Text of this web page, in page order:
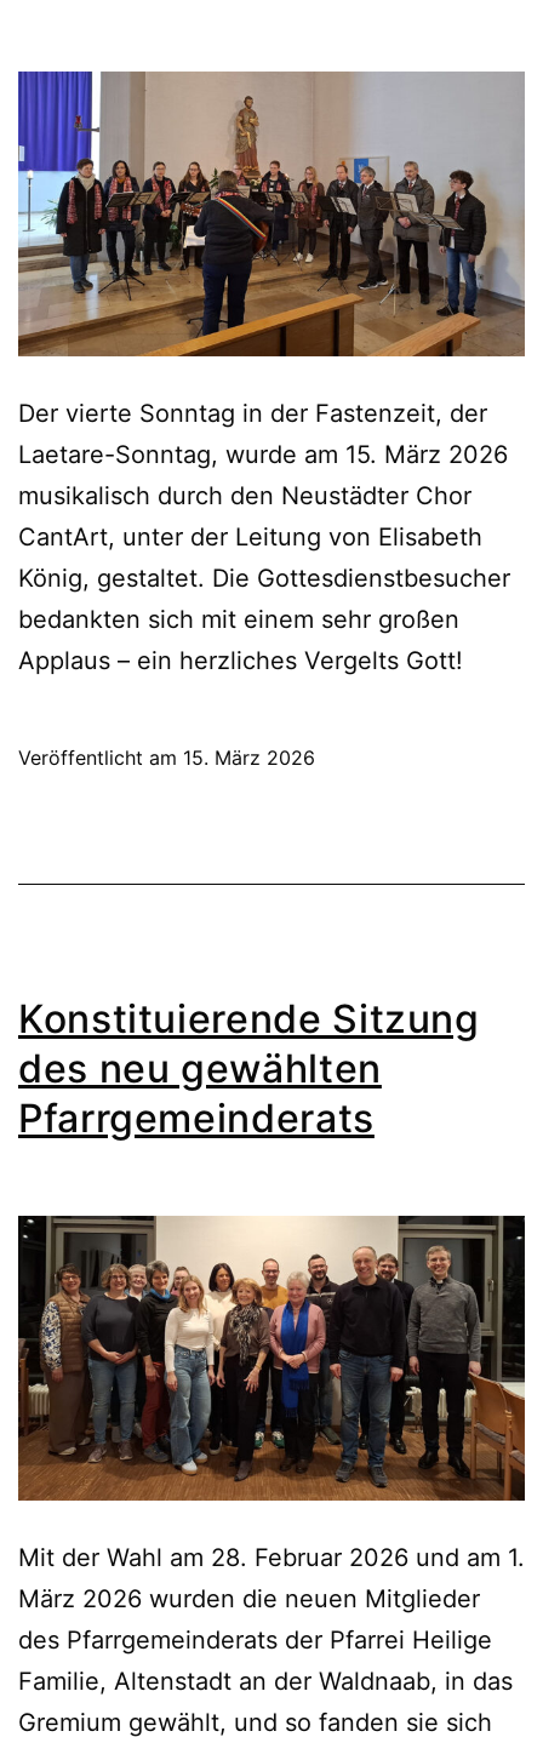
Der vierte Sonntag in der Fastenzeit, der
Laetare-Sonntag, wurde am 15. März 2026
musikalisch durch den Neustädter Chor
CantArt, unter der Leitung von Elisabeth
König, gestaltet. Die Gottesdienstbesucher
bedankten sich mit einem sehr großen
Applaus – ein herzliches Vergelts Gott!
Veröffentlicht am 15. März 2026
Konstituierende Sitzung
des neu gewählten
Pfarrgemeinderats
Mit der Wahl am 28. Februar 2026 und am 1.
März 2026 wurden die neuen Mitglieder
des Pfarrgemeinderats der Pfarrei Heilige
Familie, Altenstadt an der Waldnaab, in das
Gremium gewählt, und so fanden sie sich